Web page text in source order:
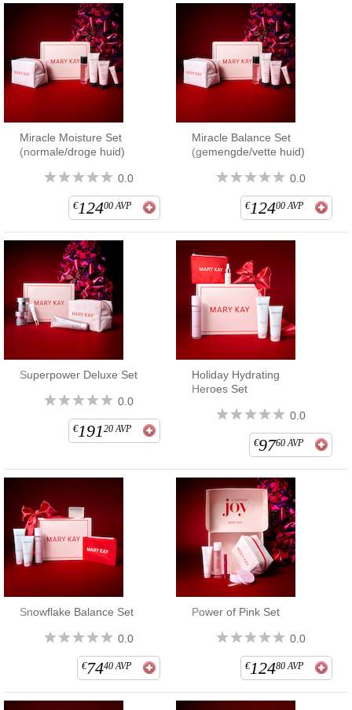
Miracle Moisture Set
(normale/droge huid)
0.0
€12400 AVP
Miracle Balance Set
(gemengde/vette huid)
0.0
€12400 AVP
Superpower Deluxe Set
0.0
€191 20 AVP
Holiday Hydrating
Heroes Set
0.0
€9760 AVP
Snowflake Balance Set
0.0
€7440 AVP
Power of Pink Set
0.0
€12480 AVP